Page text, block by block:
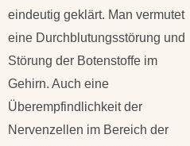
eindeutig geklärt. Man vermutet
eine Durchblutungsstörung und
Störung der Botenstoffe im
Gehirn. Auch eine
Überempfindlichkeit der
Nervenzellen im Bereich der